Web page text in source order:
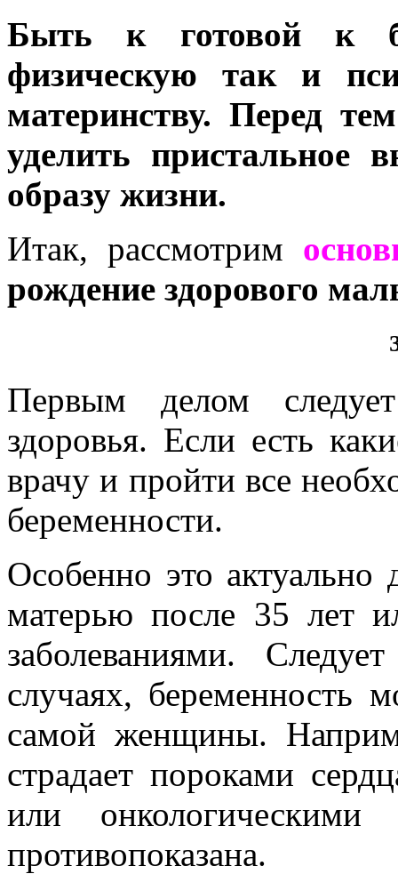
Быть к готовой к
физическую так и
материнству. Перед
уделить пристальное
образу жизни.
Итак, рассмотрим
рождение здорового
Первым делом
здоровья. Eсли есть
врачу и пройти все
беременности.
Особенно это
матерью после 35 лет
заболеваниями.
случаях, беременность
самой женщины.
страдает пороками
или онкологическими
противопоказана.